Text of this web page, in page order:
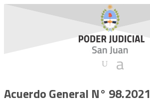
Acuerdo General N° 98.2021